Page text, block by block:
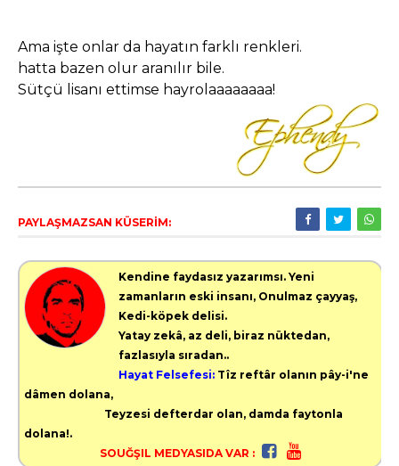
Ama işte onlar da hayatın farklı renkleri.
hatta bazen olur aranılır bile.
Sütçü lisanı ettimse hayrolaaaaaaaa!
PAYLAŞMAZSAN KÜSERİM:
Kendine faydasız yazarımsı. Yeni
zamanların eski insanı, Onulmaz çayyaş,
Kedi-köpek delisi.
Yatay zekâ, az deli, biraz nüktedan,
fazlasıyla sıradan..
Hayat Felsefesi: Tîz reftâr olanın pây-i'ne
dâmen dolana,
Teyzesi defterdar olan, damda faytonla
dolana!.
SOUĞŞIL MEDYASIDA VAR :